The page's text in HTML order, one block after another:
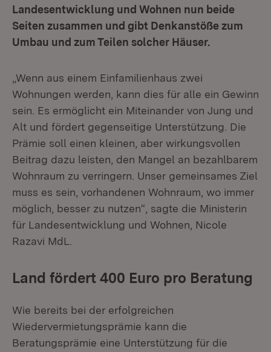
Landesentwicklung und Wohnen nun beide
Seiten zusammen und gibt Denkanstöße zum
Umbau und zum Teilen solcher Häuser.
„Wenn aus einem Einfamilienhaus zwei
Wohnungen werden, kann dies für alle ein Gewinn
sein. Es ermöglicht ein Miteinander von Jung und
Alt und fördert gegenseitige Unterstützung. Die
Prämie soll einen kleinen, aber wirkungsvollen
Beitrag dazu leisten, den Mangel an bezahlbarem
Wohnraum zu verringern. Unser gemeinsames Ziel
muss es sein, vorhandenen Wohnraum, wo immer
möglich, besser zu nutzen“, sagte die Ministerin
für Landesentwicklung und Wohnen, Nicole
Razavi MdL.
Land fördert 400 Euro pro Beratung
Wie bereits bei der erfolgreichen
Wiedervermietungsprämie kann die
Beratungsprämie eine Unterstützung für die